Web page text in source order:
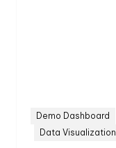
Demo Dashboard
Data Visualization